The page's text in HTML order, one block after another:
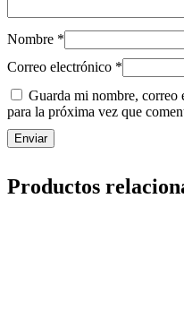
Nombre *
Correo electrónico *
Guarda mi nombre, correo
para la próxima vez que
Productos